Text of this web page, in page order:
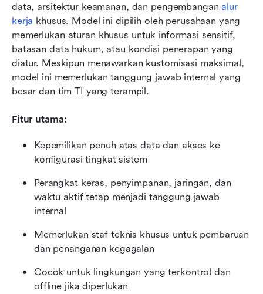
data, arsitektur keamanan, dan pengembangan alur
kerja khusus. Model ini dipilih oleh perusahaan yang
memerlukan aturan khusus untuk informasi sensitif,
batasan data hukum, atau kondisi penerapan yang
diatur. Meskipun menawarkan kustomisasi maksimal,
model ini memerlukan tanggung jawab internal yang
besar dan tim TI yang terampil.
Fitur utama:
Kepemilikan penuh atas data dan akses ke
konfigurasi tingkat sistem
Perangkat keras, penyimpanan, jaringan, dan
waktu aktif tetap menjadi tanggung jawab
internal
Memerlukan staf teknis khusus untuk pembaruan
dan penanganan kegagalan
Cocok untuk lingkungan yang terkontrol dan
offline jika diperlukan